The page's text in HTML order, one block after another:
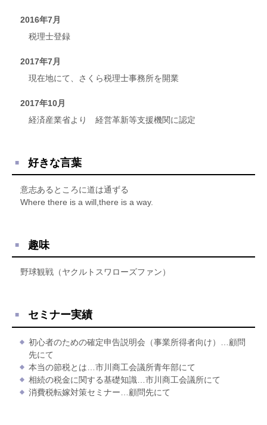
2016年7月
税理士登録
2017年7月
現在地にて、さくら税理士事務所を開業
2017年10月
経済産業省より 経営革新等支援機関に認定
好きな言葉
意志あるところに道は通ずる
Where there is a will,there is a way.
趣味
野球観戦（ヤクルトスワローズファン）
セミナー実績
初心者のための確定申告説明会（事業所得者向け）…顧問
先にて
本当の節税とは…市川商工会議所青年部にて
相続の税金に関する基礎知識…市川商工会議所にて
消費税転嫁対策セミナー…顧問先にて